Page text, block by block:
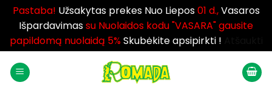
Pastaba! Užsakytas prekes Nuo Liepos01 d.,Vasaros
Išpardavimassu Nuolaidos kodu "VASARA" gausite
papildomą nuolaidą 5%Skubėkite apsipirkti !